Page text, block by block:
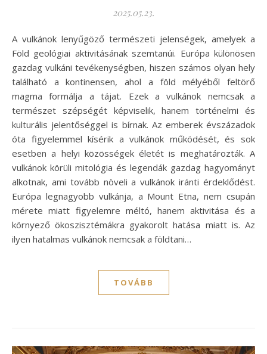
2025.05.23.
A vulkánok lenyűgöző természeti jelenségek, amelyek a
Föld geológiai aktivitásának szemtanúi. Európa különösen
gazdag vulkáni tevékenységben, hiszen számos olyan hely
található a kontinensen, ahol a föld mélyéből feltörő
magma formálja a tájat. Ezek a vulkánok nemcsak a
természet szépségét képviselik, hanem történelmi és
kulturális jelentőséggel is bírnak. Az emberek évszázadok
óta figyelemmel kísérik a vulkánok működését, és sok
esetben a helyi közösségek életét is meghatározták. A
vulkánok körüli mitológia és legendák gazdag hagyományt
alkotnak, ami tovább növeli a vulkánok iránti érdeklődést.
Európa legnagyobb vulkánja, a Mount Etna, nem csupán
mérete miatt figyelemre méltó, hanem aktivitása és a
környező ökoszisztémákra gyakorolt hatása miatt is. Az
ilyen hatalmas vulkánok nemcsak a földtani…
TOVÁBB